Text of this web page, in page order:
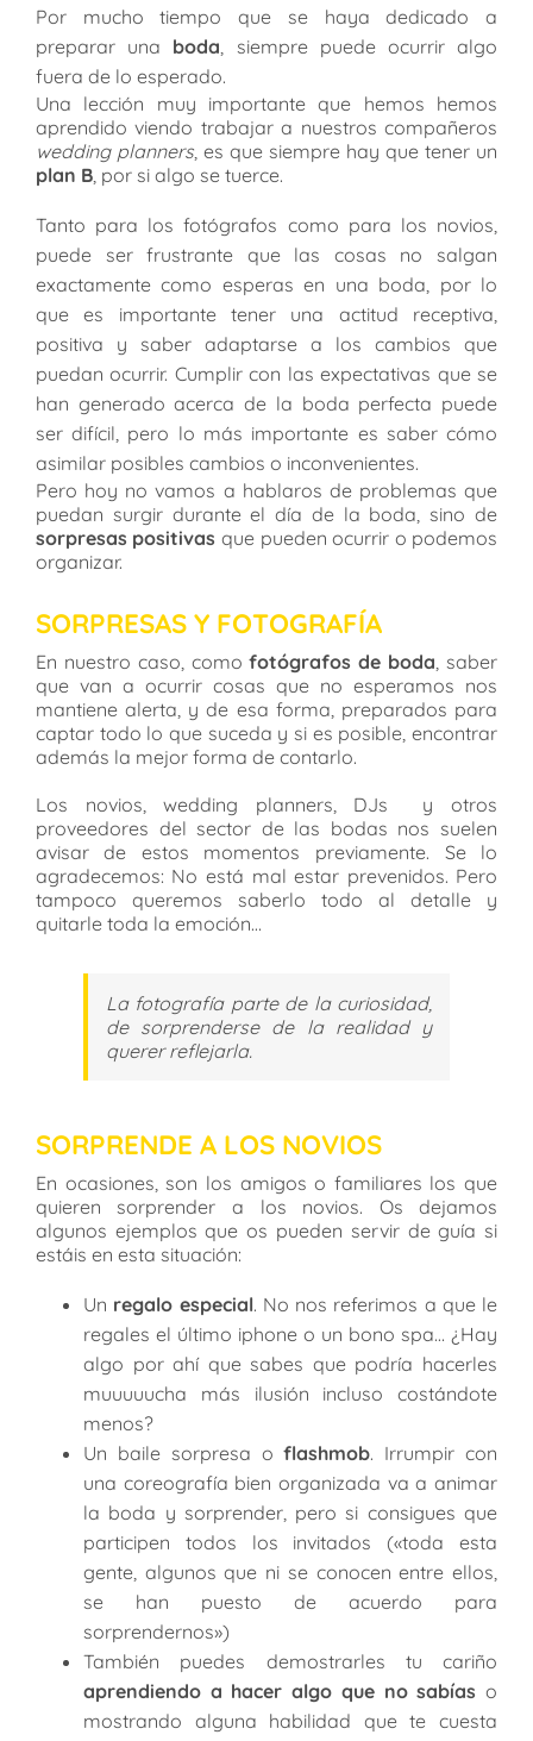
Por mucho tiempo que se haya dedicado a
preparar una boda , siempre puede ocurrir algo
fuera de lo esperado.
Una lección muy importante que hemos hemos
aprendido viendo trabajar a nuestros compañeros
wedding planners , es que siempre hay que tener un
plan B, por si algo se tuerce.
Tanto para los fotógrafos como para los novios,
puede ser frustrante que las cosas no salgan
exactamente como esperas en una boda, por lo
que es importante tener una actitud receptiva,
positiva y saber adaptarse a los cambios que
puedan ocurrir. Cumplir con las expectativas que se
han generado acerca de la boda perfecta puede
ser difícil, pero lo más importante es saber cómo
asimilar posibles cambios o inconvenientes.
Pero hoy no vamos a hablaros de problemas que
puedan surgir durante el día de la boda, sino de
sorpresas positivas que pueden ocurrir o podemos
organizar.
SORPRESAS Y FOTOGRAFÍA
En nuestro caso, comofotógrafos de boda , saber
que van a ocurrir cosas que no esperamos nos
mantiene alerta, y de esa forma, preparados para
captar todo lo que suceda y si es posible, encontrar
además la mejor forma de contarlo.
Los novios, wedding planners, DJs y otros
proveedores del sector de las bodas nos suelen
avisar de estos momentos previamente. Se lo
agradecemos: No está mal estar prevenidos. Pero
tampoco queremos saberlo todo al detalle y
quitarle toda la emoción…
La fotografía parte de la curiosidad,
de sorprenderse de la realidad y
querer reflejarla.
SORPRENDE A LOS NOVIOS
En ocasiones, son los amigos o familiares los que
quieren sorprender a los novios. Os dejamos
algunos ejemplos que os pueden servir de guía si
estáis en esta situación:
Un regalo especial. No nos referimos a que le
regales el último iphone o un bono spa… ¿Hay
algo por ahí que sabes que podría hacerles
muuuuucha más ilusión incluso costándote
menos?
Un baile sorpresa oflashmob. Irrumpir con
una coreografía bien organizada va a animar
la boda y sorprender, pero si consigues que
participen todos los invitados («toda esta
gente, algunos que ni se conocen entre ellos,
se han puesto de acuerdo para
sorprendernos»)
También puedes demostrarles tu cariño
aprendiendo a hacer algo que no sabías o
mostrando alguna habilidad que te cuesta